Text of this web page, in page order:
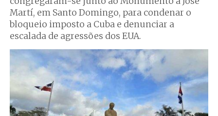
Martí, em Santo Domingo, para condenar o
bloqueio imposto a Cuba e denunciar a
escalada de agressões dos EUA.